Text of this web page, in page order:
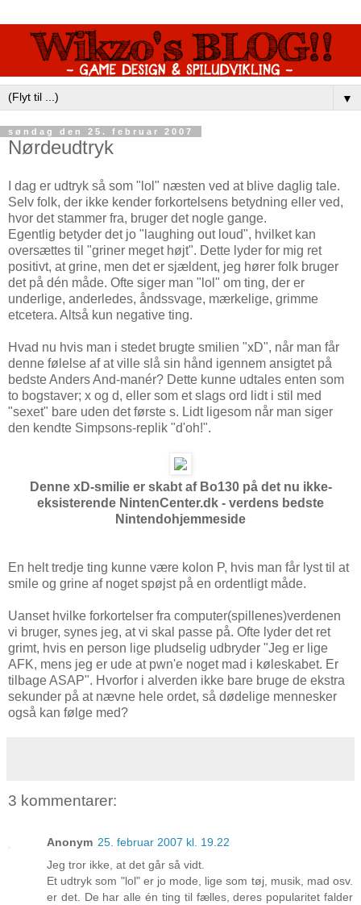
▼
søndag den 25. februar 2007
Nørdeudtryk
I dag er udtryk så som "lol" næsten ved at blive daglig tale.
Selv folk, der ikke kender forkortelsens betydning eller ved,
hvor det stammer fra, bruger det nogle gange.
Egentlig betyder det jo "laughing out loud", hvilket kan
oversættes til "griner meget højt". Dette lyder for mig ret
positivt, at grine, men det er sjældent, jeg hører folk bruger
det på dén måde. Ofte siger man "lol" om ting, der er
underlige, anderledes, åndssvage, mærkelige, grimme
etcetera. Altså kun negative ting.
Hvad nu hvis man i stedet brugte smilien "xD", når man får
denne følelse af at ville slå sin hånd igennem ansigtet på
bedste Anders And-manér? Dette kunne udtales enten som
to bogstaver; x og d, eller som et slags ord lidt i stil med
"sexet" bare uden det første s. Lidt ligesom når man siger
den kendte Simpsons-replik "d'oh!".
Denne xD-smilie er skabt af Bo130 på det nu ikke-
eksisterende NintenCenter.dk - verdens bedste
Nintendohjemmeside
En helt tredje ting kunne være kolon P, hvis man får lyst til at
smile og grine af noget spøjst på en ordentligt måde.
Uanset hvilke forkortelser fra computer(spillenes)verdenen
vi bruger, synes jeg, at vi skal passe på. Ofte lyder det ret
grimt, hvis en person lige pludselig udbryder "Jeg er lige
AFK, mens jeg er ude at pwn'e noget mad i køleskabet. Er
tilbage ASAP". Hvorfor i alverden ikke bare bruge de ekstra
sekunder på at nævne hele ordet, så dødelige mennesker
også kan følge med?
3 kommentarer:
Anonym 25. februar 2007 kl. 19.22
Jeg tror ikke, at det går så vidt.
Et udtryk som "lol" er jo mode, lige som tøj, musik, mad osv.
er det. De har alle én ting til fælles, deres popularitet falder